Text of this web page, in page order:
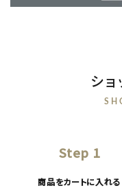
シ
Step 1
商品をカートに入れる